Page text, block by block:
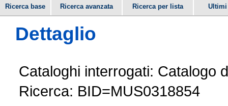
Ricerca base Ricerca avanzata Ricerca per lista
Dettaglio
Cataloghi interrogati: Catalogo
Ricerca: BID=MUS0318854